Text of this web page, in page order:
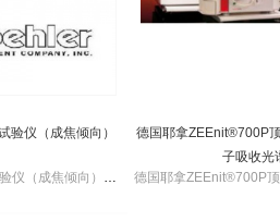
验仪（成焦倾向）
美国koehler 成焦板试验仪（成焦倾向）适用于发动机试验前的模拟试验。美国koehler 成焦板试验仪（成焦倾向）数字控制，高精度流量计，更拥有互锁安全开关。
德国耶拿ZEEnit®700P
子吸收光